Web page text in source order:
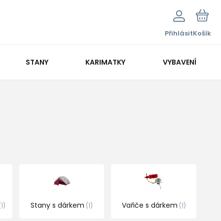
PřihlásitKošík
STANY KARIMATKY VYBAVENÍ
1 Stany s dárkem 1 Vařiče s dárkem 1